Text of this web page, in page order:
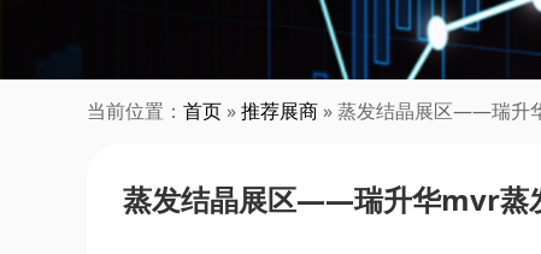
当前位置： 首页 »推荐展商 » 蒸发结晶展区——瑞升
蒸发结晶展区——瑞升华mvr蒸